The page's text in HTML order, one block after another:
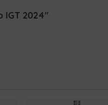
IGT 2024"